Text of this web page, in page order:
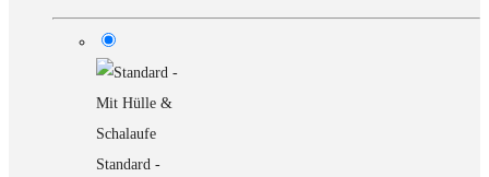
Standard -